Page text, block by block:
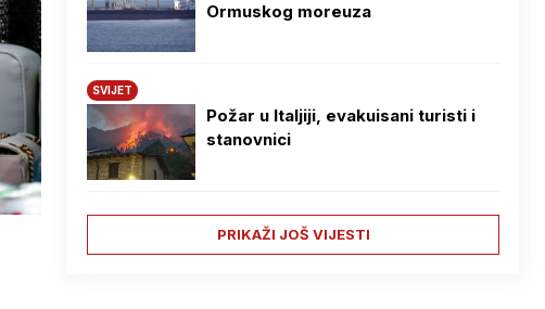
Ormuskog moreuza
SVIJET
Požar u Italjiji, evakuisani turisti i
stanovnici
PRIKAŽI JOŠ VIJESTI